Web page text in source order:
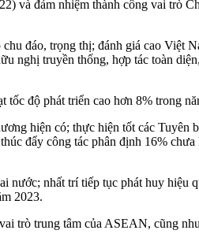
và đảm nhiệm thành công vai trò
đáo, trọng thị; đánh giá cao Việt
nghị truyền thống, hợp tác toàn
độ phát triển cao hơn 8% trong
hiện có; thực hiện tốt các Tuyên
đẩy công tác phân định 16%
nước; nhất trí tiếp tục phát huy hiệu
2023.
trò trung tâm của ASEAN, cũng